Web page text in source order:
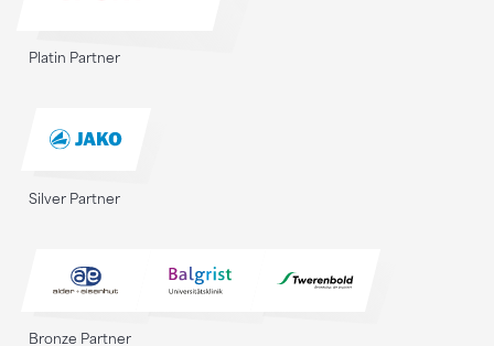
Platin Partner
Silver Partner
Bronze Partner